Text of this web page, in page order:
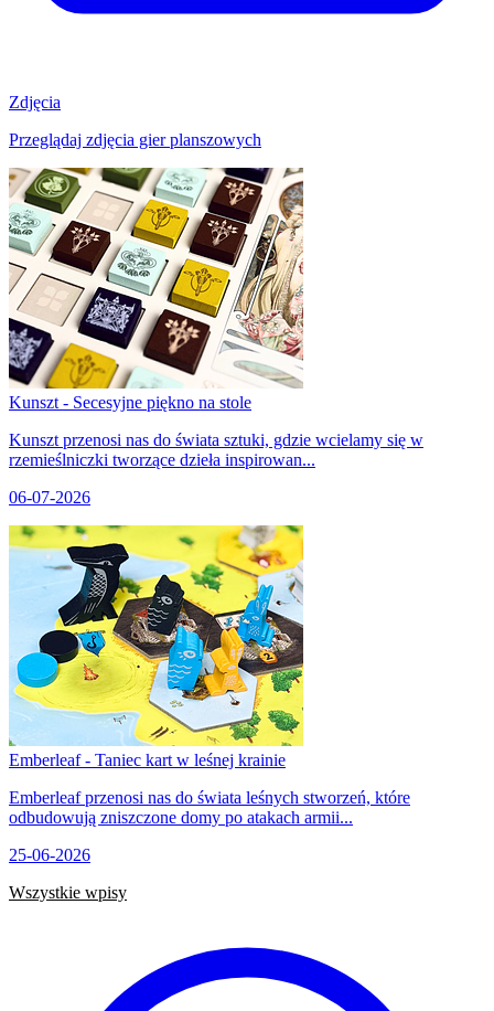
Zdjęcia
Przeglądaj zdjęcia gier planszowych
Kunszt - Secesyjne piękno na stole
Kunszt przenosi nas do świata sztuki, gdzie wcielamy się w
rzemieślniczki tworzące dzieła inspirowan...
06-07-2026
Emberleaf - Taniec kart w leśnej krainie
Emberleaf przenosi nas do świata leśnych stworzeń, które
odbudowują zniszczone domy po atakach armii...
25-06-2026
Wszystkie wpisy